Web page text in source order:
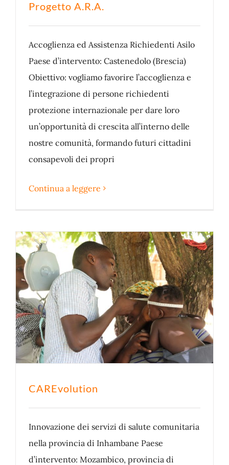
Progetto A.R.A.
Accoglienza ed Assistenza Richiedenti Asilo
Paese d’intervento: Castenedolo (Brescia)
Obiettivo: vogliamo favorire l’accoglienza e
l’integrazione di persone richiedenti
protezione internazionale per dare loro
un’opportunità di crescita all’interno delle
nostre comunità, formando futuri cittadini
consapevoli dei propri
Continua a leggere
CAREvolution
Innovazione dei servizi di salute comunitaria
nella provincia di Inhambane Paese
d’intervento: Mozambico, provincia di